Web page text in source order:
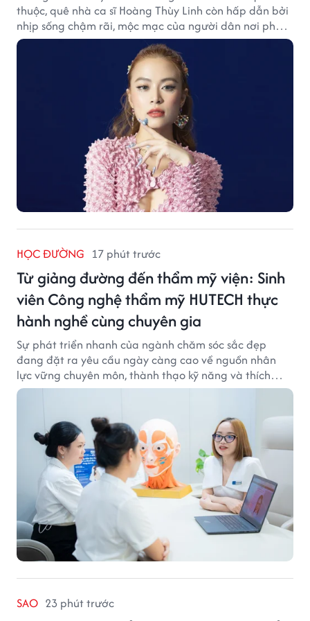
thuộc, quê nhà ca sĩ Hoàng Thùy Linh còn hấp dẫn bởi
nhịp sống chậm rãi, mộc mạc của người dân nơi phố
núi.
HỌC ĐƯỜNG 17 phút trước
Từ giảng đường đến thẩm mỹ viện: Sinh
viên Công nghệ thẩm mỹ HUTECH thực
hành nghề cùng chuyên gia
Sự phát triển nhanh của ngành chăm sóc sắc đẹp
đang đặt ra yêu cầu ngày càng cao về nguồn nhân
lực vững chuyên môn, thành thạo kỹ năng và thích
ứng với công nghệ hiện đại.
SAO 23 phút trước